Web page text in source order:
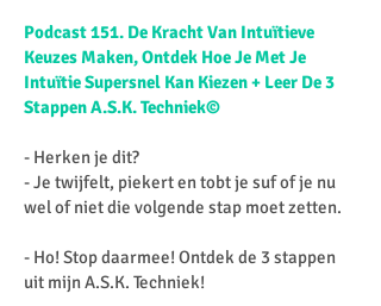
Podcast 151. De Kracht Van Intuïtieve
Keuzes Maken, Ontdek Hoe Je Met Je
Intuïtie Supersnel Kan Kiezen + Leer De 3
Stappen A.S.K. Techniek©
- Herken je dit?
- Je twijfelt, piekert en tobt je suf of je nu
wel of niet die volgende stap moet zetten.
- Ho! Stop daarmee! Ontdek de 3 stappen
uit mijn A.S.K. Techniek!